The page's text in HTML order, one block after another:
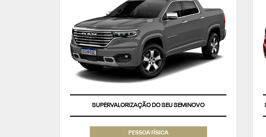
SUPERVALORIZAÇÃO DO SEU SEMINOVO
PESSOA FÍSICA